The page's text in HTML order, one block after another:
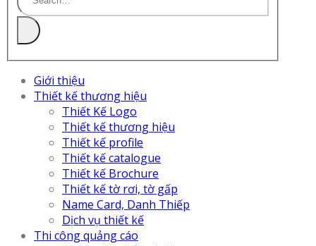
Giới thiệu
Thiết kế thương hiệu
Thiết Kế Logo
Thiết kế thương hiệu
Thiết kế profile
Thiết kế catalogue
Thiết kế Brochure
Thiết kế tờ rơi, tờ gấp
Name Card, Danh Thiếp
Dịch vụ thiết kế
Thi công quảng cáo